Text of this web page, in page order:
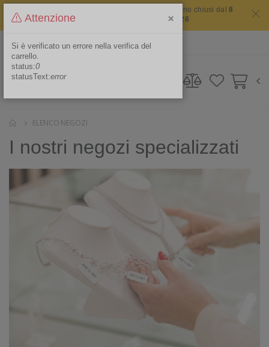
Il sito non chiude mai ma i nostri uffici saranno chiusi dal8
agosto 2026 al 16 agosto 2026
Area Riservata
ELENCO NEGOZI
I nostri negozi specializzati
Attenzione ×
Si è verificato un errore nella verifica del
carrello.
status:0
statusText:error